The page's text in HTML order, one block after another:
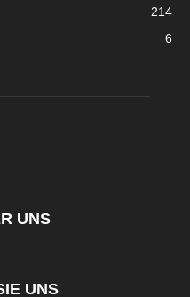
214
6
UNS
UNS